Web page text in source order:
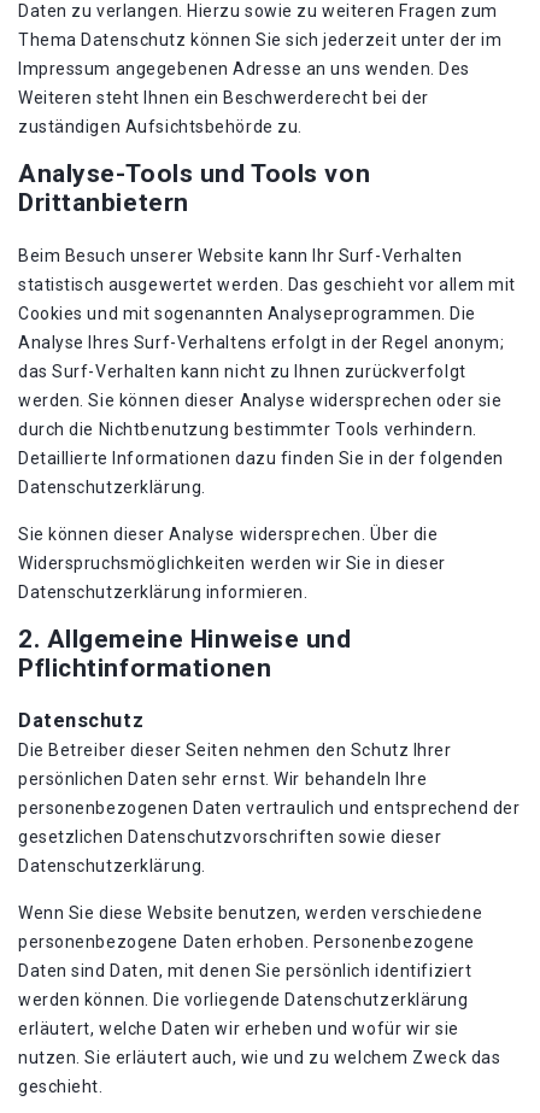
Daten zu verlangen. Hierzu sowie zu weiteren Fragen zum
Thema Datenschutz können Sie sich jederzeit unter der im
Impressum angegebenen Adresse an uns wenden. Des
Weiteren steht Ihnen ein Beschwerderecht bei der
zuständigen Aufsichtsbehörde zu.
Analyse-Tools und Tools von
Drittanbietern
Beim Besuch unserer Website kann Ihr Surf-Verhalten
statistisch ausgewertet werden. Das geschieht vor allem mit
Cookies und mit sogenannten Analyseprogrammen. Die
Analyse Ihres Surf-Verhaltens erfolgt in der Regel anonym;
das Surf-Verhalten kann nicht zu Ihnen zurückverfolgt
werden. Sie können dieser Analyse widersprechen oder sie
durch die Nichtbenutzung bestimmter Tools verhindern.
Detaillierte Informationen dazu finden Sie in der folgenden
Datenschutzerklärung.
Sie können dieser Analyse widersprechen. Über die
Widerspruchsmöglichkeiten werden wir Sie in dieser
Datenschutzerklärung informieren.
2. Allgemeine Hinweise und
Pflichtinformationen
Datenschutz
Die Betreiber dieser Seiten nehmen den Schutz Ihrer
persönlichen Daten sehr ernst. Wir behandeln Ihre
personenbezogenen Daten vertraulich und entsprechend der
gesetzlichen Datenschutzvorschriften sowie dieser
Datenschutzerklärung.
Wenn Sie diese Website benutzen, werden verschiedene
personenbezogene Daten erhoben. Personenbezogene
Daten sind Daten, mit denen Sie persönlich identifiziert
werden können. Die vorliegende Datenschutzerklärung
erläutert, welche Daten wir erheben und wofür wir sie
nutzen. Sie erläutert auch, wie und zu welchem Zweck das
geschieht.